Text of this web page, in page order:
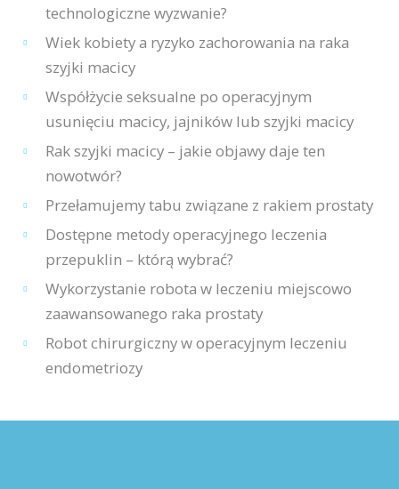
technologiczne wyzwanie?
Wiek kobiety a ryzyko zachorowania na raka
szyjki macicy
Współżycie seksualne po operacyjnym
usunięciu macicy, jajników lub szyjki macicy
Rak szyjki macicy – jakie objawy daje ten
nowotwór?
Przełamujemy tabu związane z rakiem prostaty
Dostępne metody operacyjnego leczenia
przepuklin – którą wybrać?
Wykorzystanie robota w leczeniu miejscowo
zaawansowanego raka prostaty
Robot chirurgiczny w operacyjnym leczeniu
endometriozy